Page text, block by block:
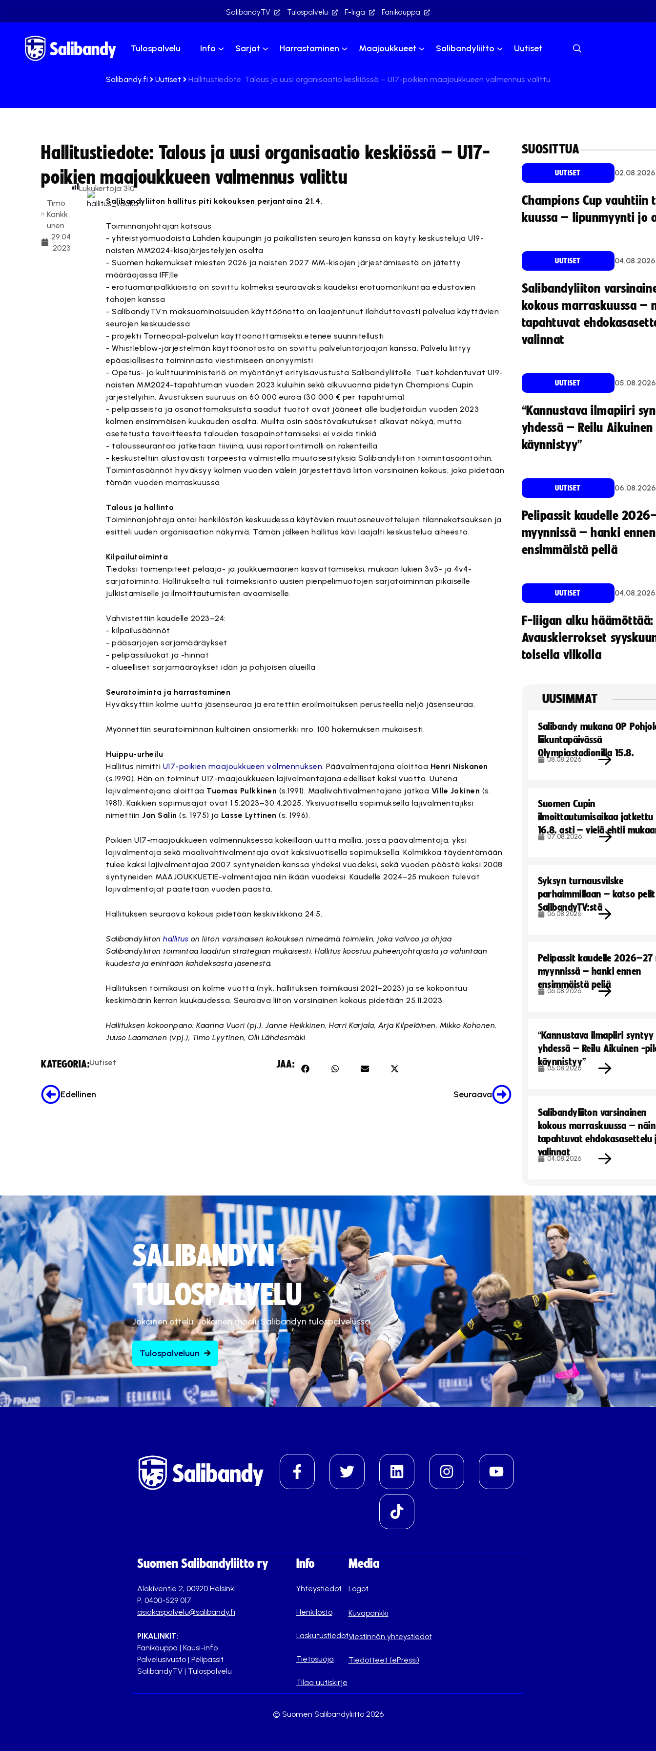
SalibandyTV Tulospalvelu F-liiga Fanikauppa
Tulospalvelu Info Sarjat Harrastaminen Maajoukkueet Salibandyliitto Uutiset
Salibandy.fi Uutiset Hallitustiedote: Talous ja uusi organisaatio keskiössä – U17-poikien maajoukkueen valmennus valittu
Hallitustiedote: Talous ja uusi organisaatio keskiössä – U17-
poikien maajoukkueen valmennus valittu
Timo
Kankk
unen
29.04
.2023
Lukukertoja: 310
Salibandyliiton hallitus piti kokouksen perjantaina 21.4.
Toiminnanjohtajan katsaus
- yhteistyömuodoista Lahden kaupungin ja paikallisten seurojen kanssa on käyty keskusteluja U19-
naisten MM2024-kisajärjestelyjen osalta
- Suomen hakemukset miesten 2026 ja naisten 2027 MM-kisojen järjestämisestä on jätetty
määräajassa IFF:lle
- erotuomaripalkkioista on sovittu kolmeksi seuraavaksi kaudeksi erotuomarikuntaa edustavien
tahojen kanssa
- SalibandyTV:n maksuominaisuuden käyttöönotto on laajentunut ilahduttavasti palvelua käyttävien
seurojen keskuudessa
- projekti Torneopal-palvelun käyttöönottamiseksi etenee suunnitellusti
- Whistleblow-järjestelmän käyttöönotosta on sovittu palveluntarjoajan kanssa. Palvelu liittyy
epäasiallisesta toiminnasta viestimiseen anonyymisti
- Opetus- ja kulttuuriministeriö on myöntänyt erityisavustusta Salibandyliitolle. Tuet kohdentuvat U19-
naisten MM2024-tapahtuman vuoden 2023 kuluihin sekä alkuvuonna pidetyn Champions Cupin
järjestelyihin. Avustuksen suuruus on 60 000 euroa (30 000 € per tapahtuma)
- pelipasseista ja osanottomaksuista saadut tuotot ovat jääneet alle budjetoidun vuoden 2023
kolmen ensimmäisen kuukauden osalta. Muilta osin säästövaikutukset alkavat näkyä, mutta
asetetusta tavoitteesta talouden tasapainottamiseksi ei voida tinkiä
- talousseurantaa jatketaan tiiviinä, uusi raportointimalli on rakenteilla
- keskusteltiin alustavasti tarpeesta valmistella muutosesityksiä Salibandyliiton toimintasääntöihin.
Toimintasäännöt hyväksyy kolmen vuoden välein järjestettävä liiton varsinainen kokous, joka pidetään
tämän vuoden marraskuussa
Talous ja hallinto
Toiminnanjohtaja antoi henkilöstön keskuudessa käytävien muutosneuvottelujen tilannekatsauksen ja
esitteli uuden organisaation näkymiä. Tämän jälkeen hallitus kävi laajalti keskustelua aiheesta.
Kilpailutoiminta
Tiedoksi toimenpiteet pelaaja- ja joukkuemäärien kasvattamiseksi, mukaan lukien 3v3- ja 4v4-
sarjatoiminta. Hallitukselta tuli toimeksianto uusien pienpelimuotojen sarjatoiminnan pikaiselle
julkistamiselle ja ilmoittautumisten avaamiselle.
Vahvistettiin kaudelle 2023–24:
-kilpailusäännöt
- pääsarjojen sarjamääräykset
- pelipassiluokat ja -hinnat
- alueelliset sarjamääräykset idän ja pohjoisen alueilla
Seuratoiminta ja harrastaminen
Hyväksyttiin kolme uutta jäsenseuraa ja erotettiin eroilmoituksen perusteella neljä jäsenseuraa.
Myönnettiin seuratoiminnan kultainen ansiomerkki nro. 100 hakemuksen mukaisesti.
Huippu-urheilu
Hallitus nimitti U17-poikien maajoukkueen valmennuksen. Päävalmentajana aloittaa Henri Niskanen
(s.1990). Hän on toiminut U17-maajoukkueen lajivalmentajana edelliset kaksi vuotta. Uutena
lajivalmentajana aloittaa Tuomas Pulkkinen (s.1991). Maalivahtivalmentajana jatkaa Ville Jokinen (s.
1981). Kaikkien sopimusajat ovat 1.5.2023–30.4.2025. Yksivuotisella sopimuksella lajivalmentajiksi
nimettiinJan Salin (s. 1975) ja Lasse Lyttinen (s. 1996).
Poikien U17-maajoukkueen valmennuksessa kokeillaan uutta mallia, jossa päävalmentaja, yksi
lajivalmentaja sekä maalivahtivalmentaja ovat kaksivuotisella sopimuksella. Kolmikkoa täydentämään
tulee kaksi lajivalmentajaa 2007 syntyneiden kanssa yhdeksi vuodeksi, sekä vuoden päästä kaksi 2008
syntyneiden MAAJOUKKUETIE-valmentajaa niin ikään vuodeksi. Kaudelle 2024–25 mukaan tulevat
lajivalmentajat päätetään vuoden päästä.
Hallituksen seuraava kokous pidetään keskiviikkona 24.5.
Salibandyliitonhallitus on liiton varsinaisen kokouksen nimeämä toimielin, joka valvoo ja ohjaa
Salibandyliiton toimintaa laaditun strategian mukaisesti. Hallitus koostuu puheenjohtajasta ja vähintään
kuudesta ja enintään kahdeksasta jäsenestä.
Hallituksen toimikausi on kolme vuotta (nyk. hallituksen toimikausi 2021–2023) ja se kokoontuu
keskimäärin kerran kuukaudessa. Seuraava liiton varsinainen kokous pidetään 25.11.2023.
Hallituksen kokoonpano: Kaarina Vuori (pj.), Janne Heikkinen, Harri Karjala, Arja Kilpeläinen, Mikko Kohonen,
Juuso Laamanen (vpj.), Timo Lyytinen, Olli Lähdesmäki.
KATEGORIA:Uutiset JAA:
Edellinen Seuraava
SUOSITTUA
UUTISET 02.08.2026
Champions Cup vauhtiin
kuussa – lipunmyynti jo
UUTISET 04.08.2026
Salibandyliiton
kokous marraskuussa –
tapahtuvat
valinnat
UUTISET 05.08.2026
“Kannustava ilmapiiri
yhdessä – Reilu
käynnistyy”
UUTISET 06.08.2026
Pelipassit kaudelle
myynnissä – hanki ennen
ensimmäistä peliä
UUTISET 04.08.2026
F-liigan alku häämöttää:
Avauskierrokset
toisella viikolla
UUSIMMAT
Salibandy mukana OP
liikuntapäivässä
Olympiastadionilla 15.8.
08.08.2026
Suomen Cupin
ilmoittautumisaikaa jatkettu
16.8. asti – vielä ehtii
07.08.2026
Syksyn turnausvilske
parhaimmillaan – katso pelit
SalibandyTV:stä
06.08.2026
Pelipassit kaudelle
myynnissä – hanki ennen
ensimmäistä peliä
06.08.2026
“Kannustava ilmapiiri syntyy
yhdessä – Reilu Aikuinen -
käynnistyy”
05.08.2026
Salibandyliiton varsinainen
kokous marraskuussa – näin
tapahtuvat ehdokasasettelu
valinnat
04.08.2026
SALIBANDYN
TULOSPALVELU
Jokainen ottelu. Jokainen maali. Salibandyn tulospalvelussa.
Tulospalveluun
Suomen Salibandyliitto ry
Alakiventie 2, 00920 Helsinki
P. 0400-529 017
asiakaspalvelu@salibandy.fi
PIKALINKIT:
Fanikauppa | Kausi-info
Palvelusivusto | Pelipassit
SalibandyTV | Tulospalvelu
Info
Yhteystiedot
Henkilöstö
Laskutustiedot
Tietosuoja
Tilaa uutiskirje
Media
Logot
Kuvapankki
Viestinnän yhteystiedot
Tiedotteet (ePressi)
© Suomen Salibandyliitto 2026